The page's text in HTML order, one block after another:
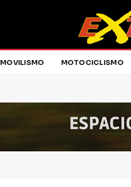
MOTOCICLISMO